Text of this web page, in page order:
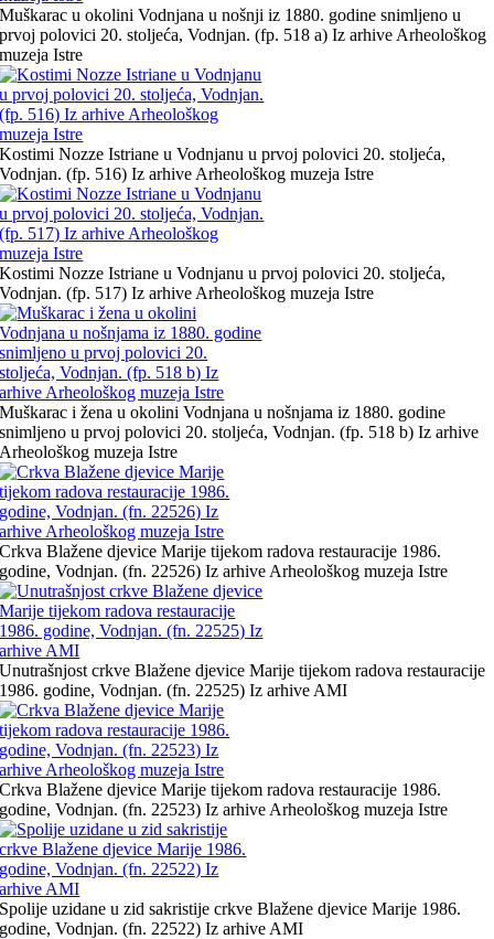
Muškarac u okolini Vodnjana u nošnji iz 1880. godine snimljeno u
prvoj polovici 20. stoljeća, Vodnjan. (fp. 518 a) Iz arhive Arheološkog
muzeja Istre
Kostimi Nozze Istriane u Vodnjanu u prvoj polovici 20. stoljeća,
Vodnjan. (fp. 516) Iz arhive Arheološkog muzeja Istre
Kostimi Nozze Istriane u Vodnjanu u prvoj polovici 20. stoljeća,
Vodnjan. (fp. 517) Iz arhive Arheološkog muzeja Istre
Muškarac i žena u okolini Vodnjana u nošnjama iz 1880. godine
snimljeno u prvoj polovici 20. stoljeća, Vodnjan. (fp. 518 b) Iz arhive
Arheološkog muzeja Istre
Crkva Blažene djevice Marije tijekom radova restauracije 1986.
godine, Vodnjan. (fn. 22526) Iz arhive Arheološkog muzeja Istre
Unutrašnjost crkve Blažene djevice Marije tijekom radova restauracije
1986. godine, Vodnjan. (fn. 22525) Iz arhive AMI
Crkva Blažene djevice Marije tijekom radova restauracije 1986.
godine, Vodnjan. (fn. 22523) Iz arhive Arheološkog muzeja Istre
Spolije uzidane u zid sakristije crkve Blažene djevice Marije 1986.
godine, Vodnjan. (fn. 22522) Iz arhive AMI